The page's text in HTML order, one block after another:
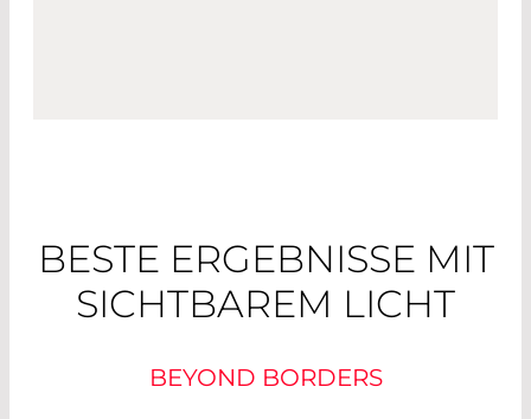
BESTE ERGEBNISSE MIT
SICHTBAREM LICHT
BEYOND BORDERS